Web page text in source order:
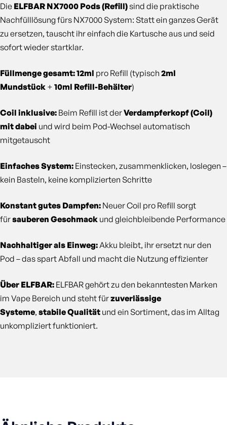
Die ELFBAR NX7000 Pods (Refill)sind die praktische
Nachfülllösung fürs NX7000 System: Statt ein ganzes Gerät
zu ersetzen, tauscht ihr einfach die Kartusche aus und seid
sofort wieder startklar.
Füllmenge gesamt: 12ml pro Refill (typisch 2ml
Mundstück + 10ml Refill-Behälter)
Coil inklusive: Beim Refill ist derVerdampferkopf (Coil)
mit dabei und wird beim Pod-Wechsel automatisch
mitgetauscht
Einfaches System: Einstecken, zusammenklicken, loslegen –
kein Basteln, keine komplizierten Schritte
Konstant gutes Dampfen: Neuer Coil pro Refill sorgt
fürsauberen Geschmack und gleichbleibende Performance
Nachhaltiger als Einweg: Akku bleibt, ihr ersetzt nur den
Pod – das spart Abfall und macht die Nutzung effizienter
Über ELFBAR: ELFBAR gehört zu den bekanntesten Marken
im Vape Bereich und steht fürzuverlässige
Systeme, stabile Qualität und ein Sortiment, das im Alltag
unkompliziert funktioniert.